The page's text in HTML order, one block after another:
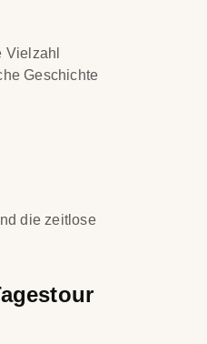
Vielzahl
Geschichte
die zeitlose